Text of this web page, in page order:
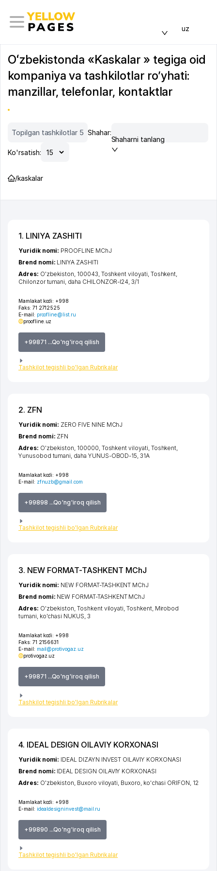
uz
Oʻzbekistonda «Kaskalar » tegiga oid
kompaniya va tashkilotlar ro’yhati:
manzillar, telefonlar, kontaktlar
Topilgan tashkilotlar 5 Shahar:
Shaharni tanlang
Ko'rsatish:
/kaskalar
1. LINIYA ZASHITI
Mamlakat kodi: +998
Faks: 71 2712525
E-mail: proofline@list.ru
proofline.uz
+99871 ...Qo'ng'iroq qilish
Tashkilot tegishli bo'lgan Rubrikalar
Yuridik nomi: PROOFLINE MChJ
Brend nomi: LINIYA ZASHITI
Adres: O'zbekiston, 100043, Toshkent viloyati, Toshkent,
Chilonzor tumani, daha CHILONZOR-I24, 3/1
2. ZFN
Mamlakat kodi: +998
E-mail: zfnuzb@gmail.com
+99898 ...Qo'ng'iroq qilish
Tashkilot tegishli bo'lgan Rubrikalar
Yuridik nomi: ZERO FIVE NINE MChJ
Brend nomi: ZFN
Adres: O'zbekiston, 100000, Toshkent viloyati, Toshkent,
Yunusobod tumani, daha YUNUS-OBOD-15, 31А
3. NEW FORMAT-TASHKENT MChJ
Mamlakat kodi: +998
Faks: 71 2156631
E-mail: mail@protivogaz.uz
protivogaz.uz
+99871 ...Qo'ng'iroq qilish
Tashkilot tegishli bo'lgan Rubrikalar
Yuridik nomi: NEW FORMAT-TASHKENT MChJ
Brend nomi: NEW FORMAT-TASHKENT MChJ
Adres: O'zbekiston,Toshkent viloyati,Toshkent, Mirobod
tumani, ko'chasi NUKUS, 3
4. IDEAL DESIGN OILAVIY KORXONASI
Mamlakat kodi: +998
E-mail: idealdesigninvest@mail.ru
+99890 ...Qo'ng'iroq qilish
Tashkilot tegishli bo'lgan Rubrikalar
Yuridik nomi: IDEAL DIZAYN INVEST OILAVIY KORXONASI
Brend nomi: IDEAL DESIGN OILAVIY KORXONASI
Adres: O'zbekiston, Buxoro viloyati Buxoro ko'chasi ORIFON , 12